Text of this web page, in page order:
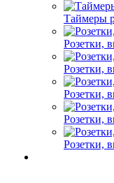
Таймеры
Розетки,
Розетки,
Розетки,
Розетки,
Розетки,